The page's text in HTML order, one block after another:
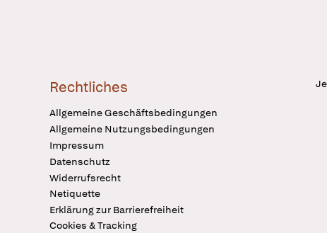
Rechtliches
Allgemeine Geschäftsbedingungen
Allgemeine Nutzungsbedingungen
Impressum
Datenschutz
Widerrufsrecht
Netiquette
Erklärung zur Barrierefreiheit
Cookies & Tracking